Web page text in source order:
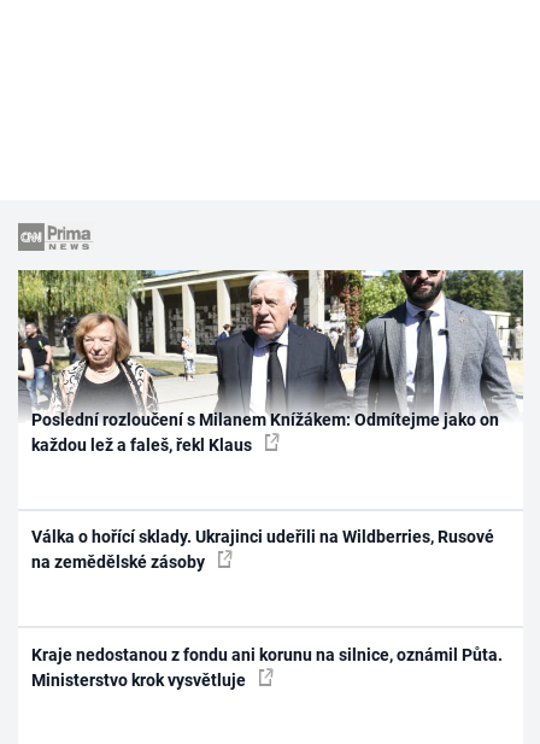
Poslední rozloučení s Milanem Knížákem: Odmítejme jako on
každou lež a faleš, řekl Klaus
Válka o hořící sklady. Ukrajinci udeřili na Wildberries, Rusové
na zemědělské zásoby
Kraje nedostanou z fondu ani korunu na silnice, oznámil Půta.
Ministerstvo krok vysvětluje